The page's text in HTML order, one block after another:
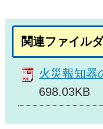
関連ファイル
火災報知器
698.03KB